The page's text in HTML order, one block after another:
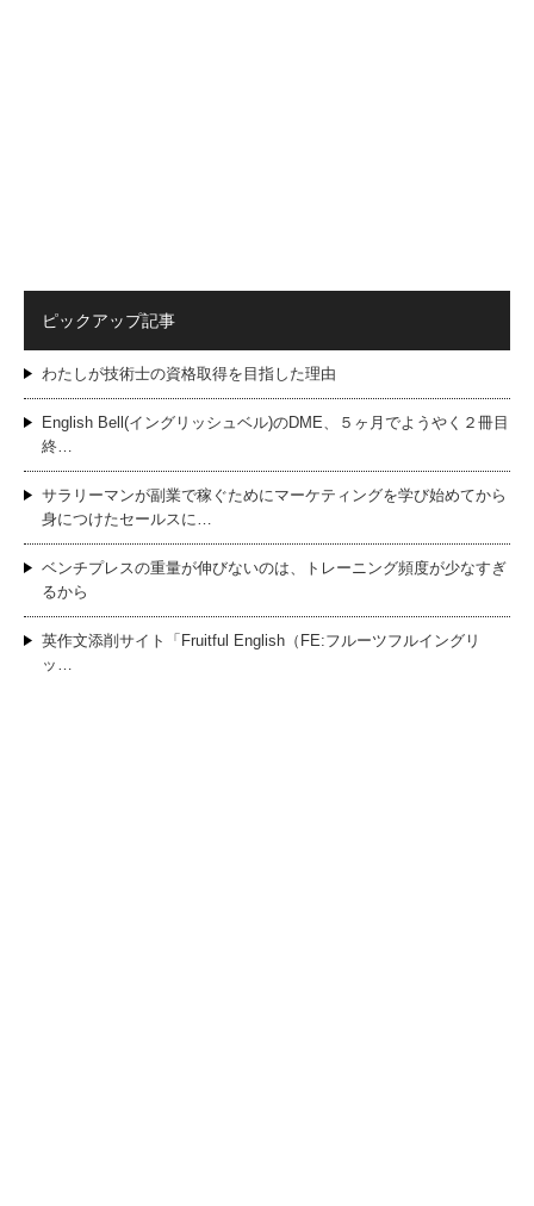
ピックアップ記事
わたしが技術士の資格取得を目指した理由
English Bell(イングリッシュベル)のDME、５ヶ月でようやく２冊目
終…
サラリーマンが副業で稼ぐためにマーケティングを学び始めてから
身につけたセールスに…
ベンチプレスの重量が伸びないのは、トレーニング頻度が少なすぎ
るから
英作文添削サイト「Fruitful English（FE:フルーツフルイングリ
ッ…